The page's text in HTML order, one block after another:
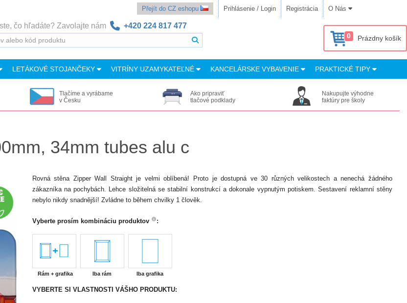
Přejít do CZ eshopu Prihlásenie / Login Registrácia O Nás
čo hľadáte? Zavolajte nám +420 224 817 477
0 Prázdny košík
LETÁKOVÉ STOJANČEKY VITRÍNY UZAMYKATEĽNÉ KANCELÁRSKE VYBAVENIE PRAKTICKÉ TIPY
Tlačíme a vyrábame
v Česku
Ako pripraviť
tlačové podklady
Nakupujte výhodne
faktúry pre školy
34mm tubes alu c
Rovná stěna Zipper Wall Straight je velmi oblíbená! Proto je dostupná ve 30 různých velikostech a nenechá žádného
zákazníka na pochybách. Lehce složitelná se stabilní konstrukcí a dokonale vypnutým potiskem. Sestavení reklamní stěny
nebylo nikdy snadnější! Zvládne to během chvilky 1 člověk.
Vyberte prosím kombináciu produktov :
Rám + grafika Iba rám Iba grafika
VYBERTE SI VLASTNOSTI VÁŠHO PRODUKTU: